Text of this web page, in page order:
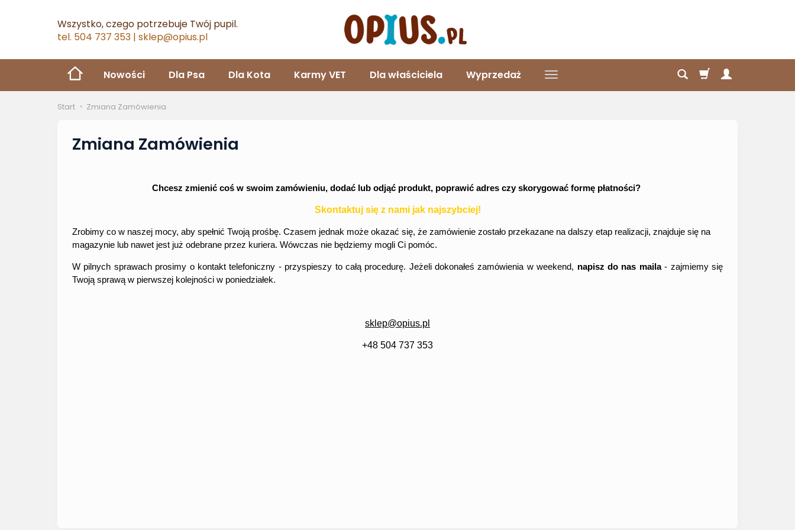
Wszystko, czego potrzebuje Twój pupil.
tel. 504 737 353 | sklep@opius.pl
Nowości Dla Psa Dla Kota Karmy VET Dla właściciela Wyprzedaż
Start Zmiana Zamówienia
Zmiana Zamówienia
Chcesz zmienić coś w swoim zamówieniu, dodać lub odjąć produkt, poprawić adres czy skorygować formę płatności?
Skontaktuj się z nami jak najszybciej!
Zrobimy co w naszej mocy, aby spełnić Twoją prośbę. Czasem jednak może okazać się, że zamówienie zostało przekazane na dalszy etap realizacji, znajduje się na
magazynie lub nawet jest już odebrane przez kuriera. Wówczas nie będziemy mogli Ci pomóc.
W pilnych sprawach prosimy o kontakt telefoniczny - przyspieszy to całą procedurę. Jeżeli dokonałeś zamówienia w weekend, napisz do nas maila- zajmiemy się
Twoją sprawą w pierwszej kolejności w poniedziałek.
sklep@opius.pl
+48 504 737 353